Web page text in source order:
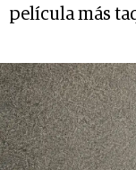
película más